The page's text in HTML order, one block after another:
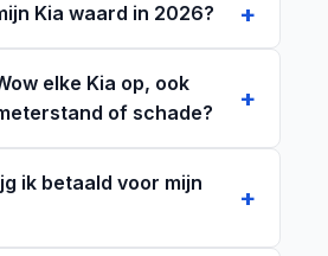
Kia waard in 2026?
elke Kia op, ook
of schade?
ik betaald voor mijn